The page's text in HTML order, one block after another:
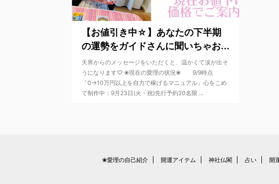
2025/9/9
【お値引き中☆】あなたの下半期
の運勢をガイドさんに聞いちゃお...
天界からのメッセージをいただくと、温かくて涙が出そ
うになります♡ ❀現在の愛理の状況❀ 9/9時点
「0→10万円以上を自力で稼げるマニュアル」心をこめ
て制作中：9月23日(火・祝)先行予約20名限 ...
❀愛理の自己紹介 開運アイテム 神社仏閣 占い 開